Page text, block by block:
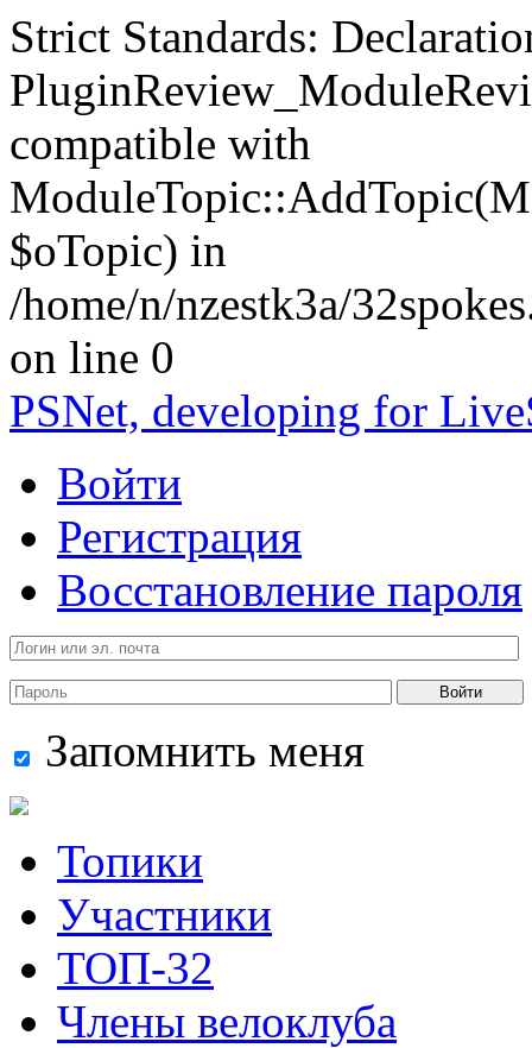
Strict Standards:
compatible with
$oTopic) in
/home/n/nzestk3a/
on line 0
PSNet, developing for
Войти
Регистрация
Восстановление пароля
Войти
Запомнить меня
Топики
Участники
ТОП-32
Члены велоклуба